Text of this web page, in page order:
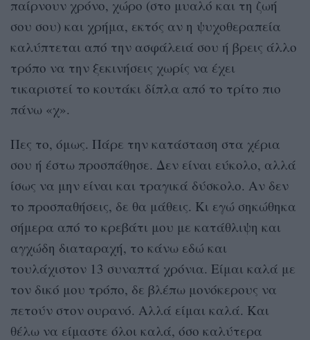
παίρνουν χρόνο, χώρο (στο μυαλό και τη ζωή
σου σου) και χρήμα, εκτός αν η ψυχοθεραπεία
καλύπτεται από την ασφάλειά σου ή βρεις άλλο
τρόπο να την ξεκινήσεις χωρίς να έχει
τικαριστεί το κουτάκι δίπλα από το τρίτο πιο
πάνω «χ».
Πες το, όμως. Πάρε την κατάσταση στα χέρια
σου ή έστω προσπάθησε. Δεν είναι εύκολο, αλλά
ίσως να μην είναι και τραγικά δύσκολο. Αν δεν
το προσπαθήσεις, δε θα μάθεις. Κι εγώ σηκώθηκα
σήμερα από το κρεβάτι μου με κατάθλιψη και
αγχώδη διαταραχή, το κάνω εδώ και
τουλάχιστον 13 συναπτά χρόνια. Είμαι καλά με
τον δικό μου τρόπο, δε βλέπω μονόκερους να
πετούν στον ουρανό. Αλλά είμαι καλά. Και
θέλω να είμαστε όλοι καλά, όσο καλύτερα